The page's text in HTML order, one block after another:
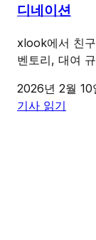
디네이션
xlook에서 친
벤토리, 대여
2026년 2월 10
기사 읽기